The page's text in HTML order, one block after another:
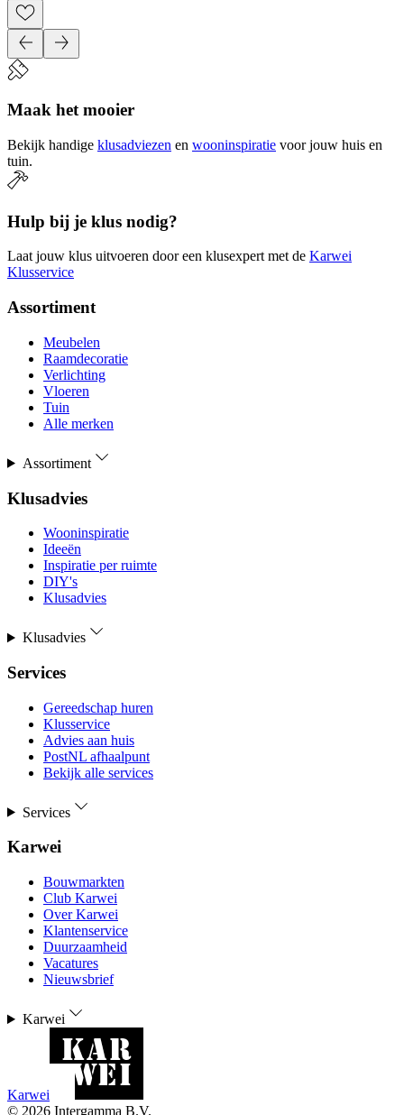
Maak het mooier
Bekijk handige klusadviezen en wooninspiratie voor jouw huis en
tuin.
Hulp bij je klus nodig?
Laat jouw klus uitvoeren door een klusexpert met de Karwei
Klusservice
Assortiment
Meubelen
Raamdecoratie
Verlichting
Vloeren
Tuin
Alle merken
Assortiment
Klusadvies
Wooninspiratie
Ideeën
Inspiratie per ruimte
DIY's
Klusadvies
Klusadvies
Services
Gereedschap huren
Klusservice
Advies aan huis
PostNL afhaalpunt
Bekijk alle services
Services
Karwei
Bouwmarkten
Club Karwei
Over Karwei
Klantenservice
Duurzaamheid
Vacatures
Nieuwsbrief
Karwei
Karwei
© 2026 Intergamma B.V.